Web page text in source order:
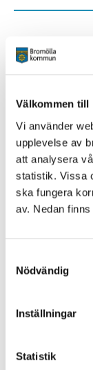
Välkommen till
Vi använder
upplevelse av
att analysera
statistik. Vissa
ska fungera
av. Nedan
Nödvändig
Inställningar
Statistik
Hela
Alla platser
Besöksadress